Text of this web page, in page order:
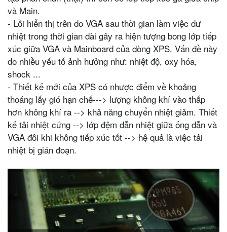
và Main.
- Lỗi hiển thị trên do VGA sau thời gian làm việc dư
nhiệt trong thời gian dài gây ra hiện tượng bong lớp tiếp
xúc giữa VGA và Mainboard của dòng XPS. Vấn đề này
do nhiều yếu tố ảnh hưởng như: nhiệt độ, oxy hóa,
shock ...
- Thiết kế mới của XPS có nhược điểm về khoảng
thoáng lấy gió hạn chế---> lượng không khí vào thấp
hơn không khí ra --> khả năng chuyển nhiệt giảm. Thiết
kế tải nhiệt cứng --> lớp đệm dẫn nhiệt giữa ống dẫn và
VGA đôi khi không tiếp xúc tốt --> hệ quả là việc tải
nhiệt bị gián đoạn.